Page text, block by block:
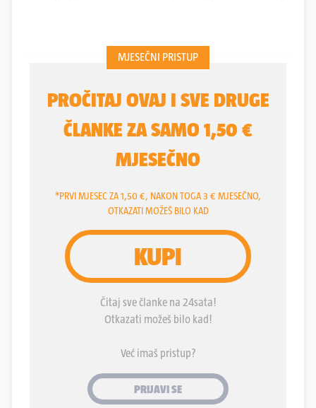
dvoznamenkasti broj. Stranka je osuđena zbog
zločinačkog udruživanja, svoje bivše predsjednike
milijune, lokalni kradu željezne armature - i mogli
bismo ovako do sutra nabrajati njihove mane, a
opet ne možemo vidjeti da će ih birači zbog toga
kazniti. Uz Mila Đukanovića i njegove “socijaliste” u
je preživjela sve etape i mijene tranzicije od 1991.
do danas, i čini se da nemaju namjeru napustiti